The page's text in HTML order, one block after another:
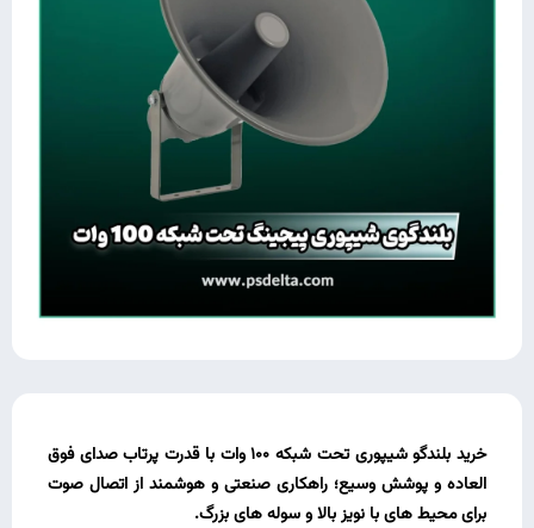
خرید بلندگو شیپوری تحت شبکه 100 وات با قدرت پرتاب صدای فوق‌
العاده و پوشش وسیع؛ راهکاری صنعتی و هوشمند از اتصال صوت
برای محیط‌ های با نویز بالا و سوله‌ های بزرگ.